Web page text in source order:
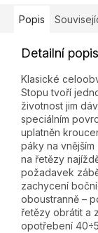
Popis
Detailní
Klasické
Stopu tvoří
životnost jim
speciálním
uplatněn
páky na
na řetězy
požadavek
zachycení
oboustranně –
řetězy obrátit a
opotřebení